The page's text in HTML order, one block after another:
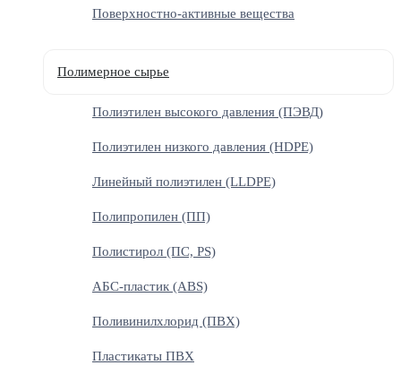
Поверхностно-активные вещества
Полимерное сырье
Полиэтилен высокого давления (ПЭВД)
Полиэтилен низкого давления (HDPE)
Линейный полиэтилен (LLDPE)
Полипропилен (ПП)
Полистирол (ПС, PS)
АБС-пластик (ABS)
Поливинилхлорид (ПВХ)
Пластикаты ПВХ